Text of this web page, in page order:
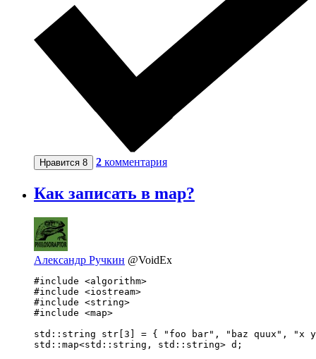
Нравится 8 2 комментария
Как записать в map?
Александр Ручкин @VoidEx
#include <algorithm>
#include <iostream>
#include <string>
#include <map>
std::string str[3] = { "foo bar", "baz quux", "x
std::map<std::string, std::string> d;